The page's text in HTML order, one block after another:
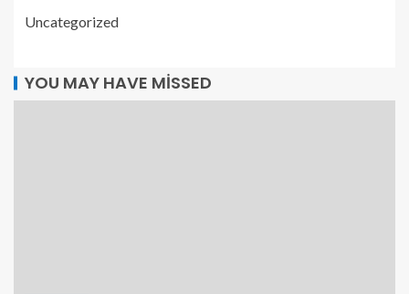
Uncategorized
YOU MAY HAVE MISSED